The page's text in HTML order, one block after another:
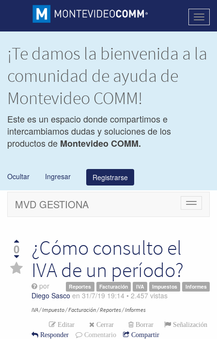
¡Te damos la bienvenida a la
comunidad de ayuda de
Montevideo COMM!
Este es un espacio donde compartimos e
intercambiamos dudas y soluciones de los
productos de Montevideo COMM.
Ocultar Ingresar Registrarse
Cambiar
MVD GESTIONA
0
¿Cómo consulto el
IVA de un período?
Reportes Facturación IVA Impuestos Informes
por
Diego Sasco en 31/7/19 19:14 • 2.457 vistas
IVA / Impuesto / Facturación / Reportes / Informes
Editar Cerrar Borrar
Señalización
Responder
Comentario Compartir